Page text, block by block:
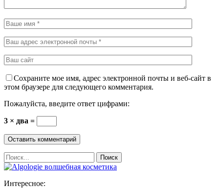
Сохраните мое имя, адрес электронной почты и веб-сайт в
этом браузере для следующего комментария.
Пожалуйста, введите ответ цифрами:
3 × два =
Интересное: